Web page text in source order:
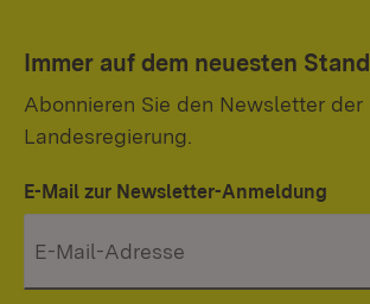
Immer auf dem neuesten Stand
Abonnieren Sie den Newsletter der
Landesregierung.
E-Mail zur Newsletter-Anmeldung